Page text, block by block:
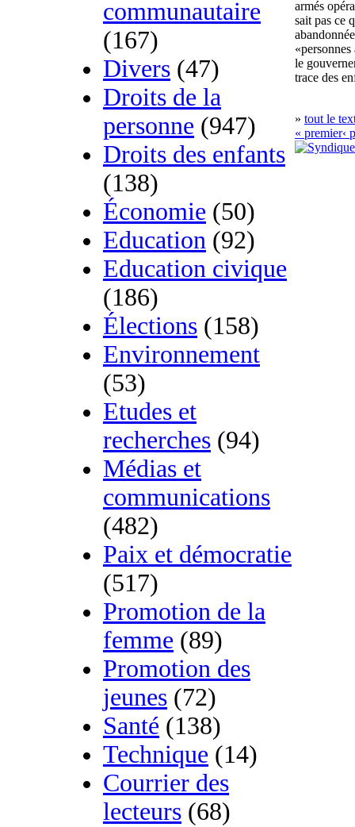
communautaire
(167)
Divers (47)
Droits de la
personne (947)
Droits des enfants
(138)
Économie (50)
Education (92)
Education civique
(186)
Élections (158)
Environnement
(53)
Etudes et
recherches (94)
Médias et
communications
(482)
Paix et démocratie
(517)
Promotion de la
femme (89)
Promotion des
jeunes (72)
Santé (138)
Technique (14)
Courrier des
lecteurs (68)
armés
sait pas ce
le
trace des
» tout le
« premier‹